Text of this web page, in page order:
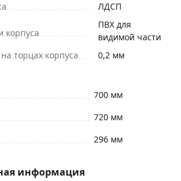
ЛДСП
корпуса
ПВХ для
видимой части
торцах корпуса
0,2 мм
700 мм
720 мм
296 мм
информация